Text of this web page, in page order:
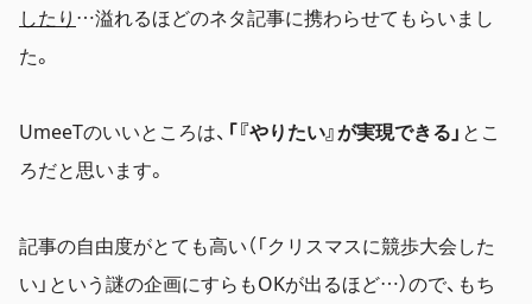
したり …溢れるほどのネタ記事に携わらせてもらいまし
た。
UmeeTのいいところは、 「『やりたい』が実現できる」 とこ
ろだと思います。
記事の自由度がとても高い（「クリスマスに競歩大会した
い」という謎の企画にすらもOKが出るほど…）ので、もち